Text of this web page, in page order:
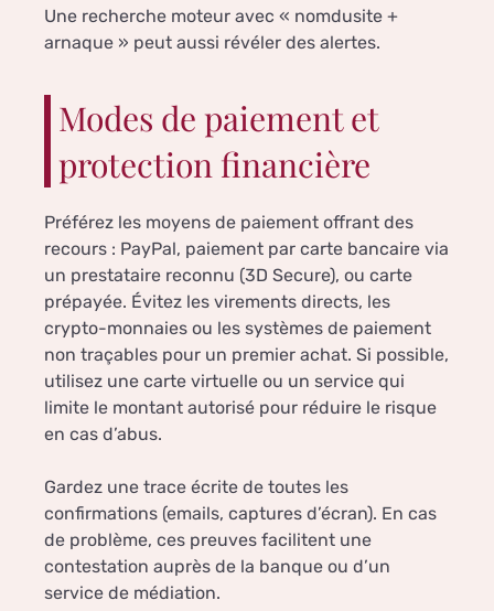
Une recherche moteur avec « nomdusite +
arnaque » peut aussi révéler des alertes.
Modes de paiement et
protection financière
Préférez les moyens de paiement offrant des
recours : PayPal, paiement par carte bancaire via
un prestataire reconnu (3D Secure), ou carte
prépayée. Évitez les virements directs, les
crypto-monnaies ou les systèmes de paiement
non traçables pour un premier achat. Si possible,
utilisez une carte virtuelle ou un service qui
limite le montant autorisé pour réduire le risque
en cas d’abus.
Gardez une trace écrite de toutes les
confirmations (emails, captures d’écran). En cas
de problème, ces preuves facilitent une
contestation auprès de la banque ou d’un
service de médiation.